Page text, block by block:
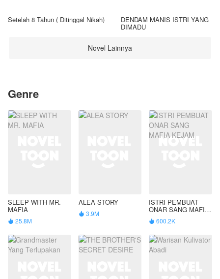
Setelah 8 Tahun ( Ditinggal Nikah) DENDAM MANIS ISTRI YANG
DIMADU
Novel Lainnya
Genre
SLEEP WITH MR.
MAFIA
 25.8M
ALEA STORY
 3.9M
ISTRI PEMBUAT
ONAR SANG MAFIA
KEJAM
 600.2K